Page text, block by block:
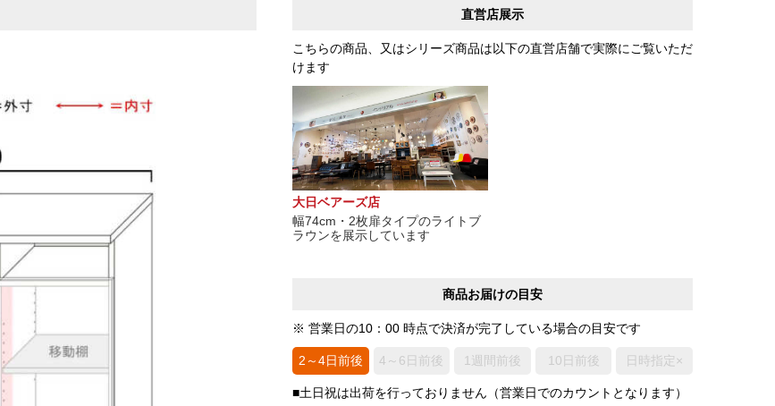
直営店展示
こちらの商品、又はシリーズ商品は以下の直営店舗で実際にご覧いただ
けます
大日ベアーズ店
幅74cm・2枚扉タイプのライトブ
ラウンを展示しています
商品お届けの目安
※ 営業日の10：00 時点で決済が完了している場合の目安です
2～4日前後 4～6日前後 1週間前後 10日前後 日時指定×
■土日祝は出荷を行っておりません（営業日でのカウントとなります）